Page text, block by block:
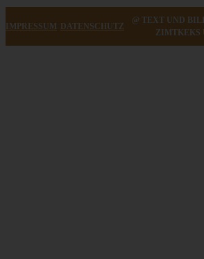
IMPRESSUM DATENSCHUTZ
@ TEXT UND
ZIMTKEKS